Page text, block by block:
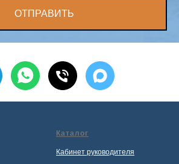
ОТПРАВИТЬ
Каталог
Кабинет руководителя